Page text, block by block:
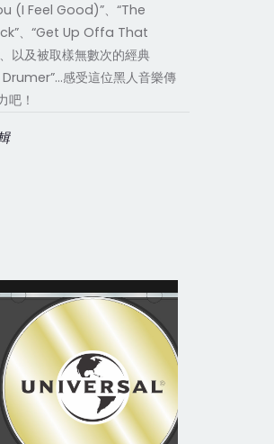
(I Feel Good)”、“The
、“Get Up Offa That
以及被取樣無數次的經典
Drumer”…感受這位黑人音樂傳
吧！